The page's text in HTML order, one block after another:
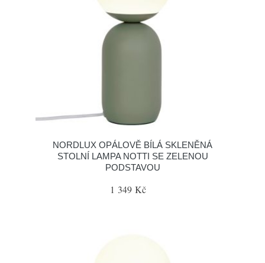
NORDLUX OPÁLOVĚ BÍLÁ SKLENĚNÁ
STOLNÍ LAMPA NOTTI SE ZELENOU
PODSTAVOU
1 349 Kč